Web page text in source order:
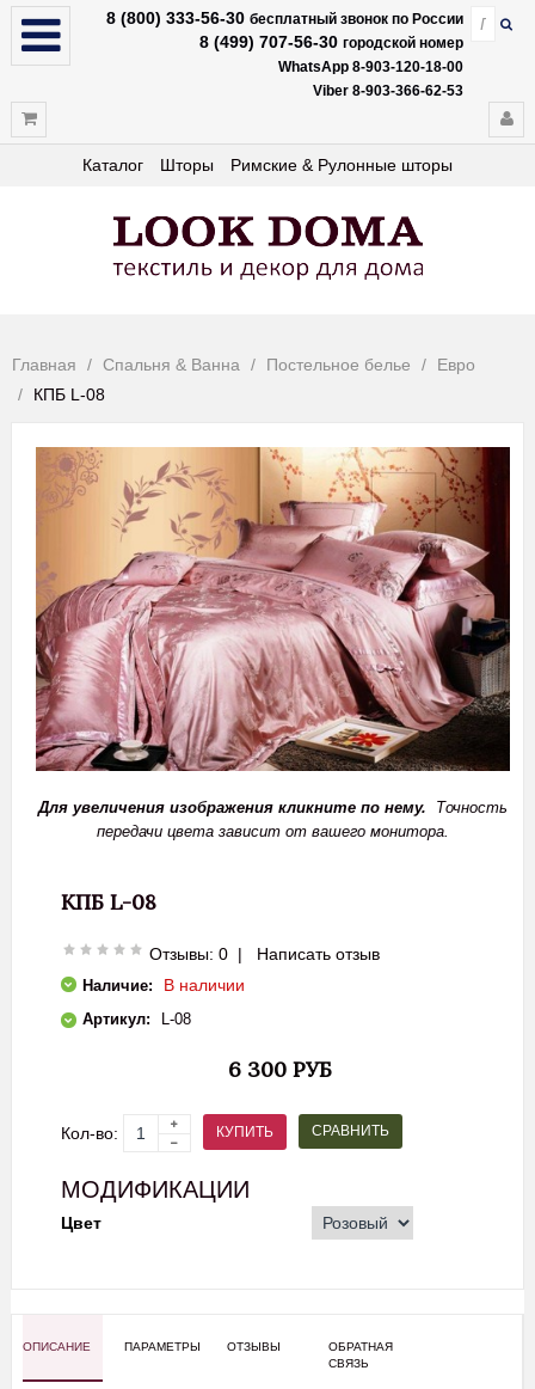
8 (800) 333-56-30 бесплатный звонок по России
8 (499) 707-56-30 городской номер
WhatsApp 8-903-120-18-00
Viber 8-903-366-62-53
Каталог Шторы Римские & Рулонные шторы
Главная Спальня & Ванна Постельное белье
Евро
КПБ L-08
Для увеличения изображения кликните по нему. Точность
передачи цвета зависит от вашего монитора.
КПБ L-08
Отзывы: 0 | Написать отзыв
Наличие: В наличии
Артикул: L-08
6 300 РУБ
Кол-во: КУПИТЬ СРАВНИТЬ
МОДИФИКАЦИИ
Цвет
ОПИСАНИЕ ПАРАМЕТРЫ ОТЗЫВЫ
ОБРАТНАЯ
СВЯЗЬ